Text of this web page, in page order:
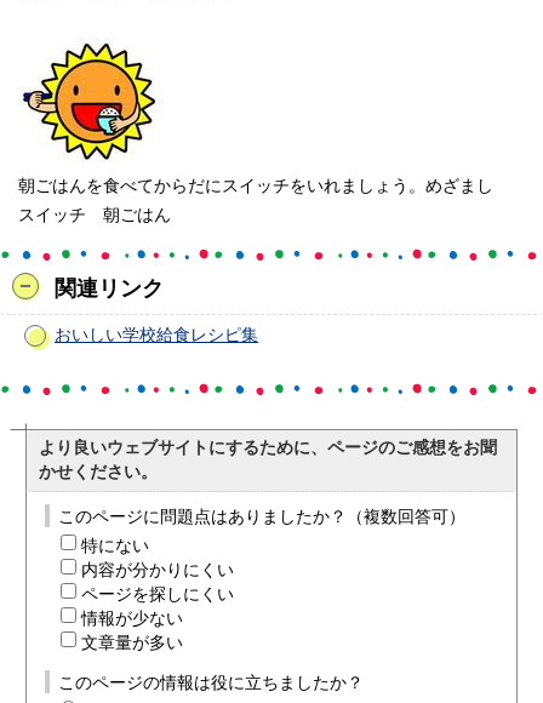
朝ごはんを食べてからだにスイッチをいれましょう。めざまし
スイッチ 朝ごはん
関連リンク
おいしい学校給食レシピ集
より良いウェブサイトにするために、ページのご感想をお聞
かせください。
このページに問題点はありましたか？（複数回答可）
特にない
内容が分かりにくい
ページを探しにくい
情報が少ない
文章量が多い
このページの情報は役に立ちましたか？